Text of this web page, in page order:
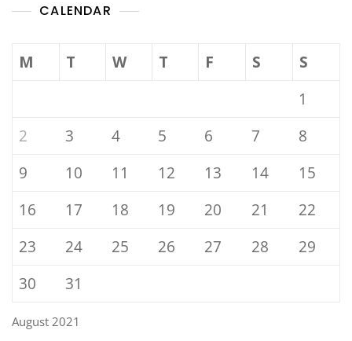
CALENDAR
August 2021
M T W T F S
S
1
2
3 4 5 6 7
8
9
10 11 12 13 14
15
16
17 18 19 20 21
22
23
24 25 26 27 28
29
30
31